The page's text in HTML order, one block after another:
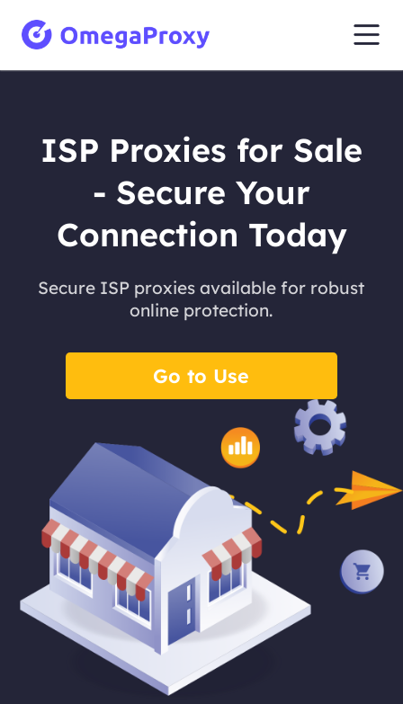
ISP Proxies for Sale
- Secure Your
Connection Today
Secure ISP proxies available for robust
online protection.
Go to Use